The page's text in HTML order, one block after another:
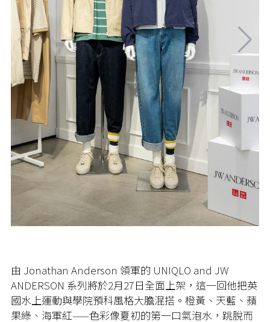
由 Jonathan Anderson 領軍的 UNIQLO and JW
ANDERSON 系列將於2月27日全面上架，這一回他把英
國水上運動與學院預科風格大膽混搭。橙黃、天藍、蘋
果綠、海軍紅——色彩像夏初的第一口氣泡水，跳脫而